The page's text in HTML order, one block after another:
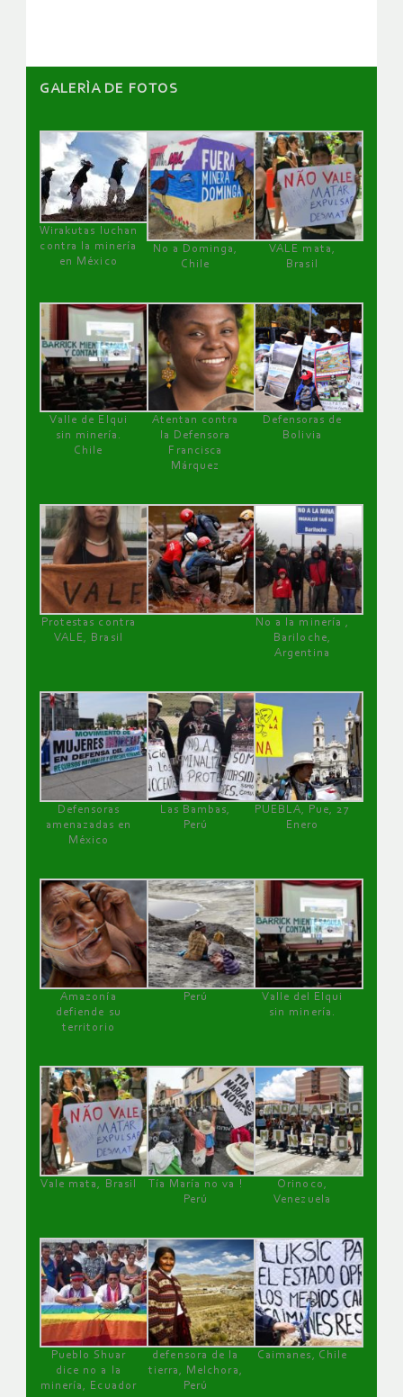
GALERÌA DE FOTOS
Wirakutas luchan
contra la minería
en México
No a Dominga,
Chile
VALE mata,
Brasil
Valle de Elqui
sin minería.
Chile
Atentan contra
la Defensora
Francisca
Márquez
Defensoras de
Bolivia
Protestas contra
VALE, Brasil
No a la minería ,
Bariloche,
Argentina
Defensoras
amenazadas en
México
Las Bambas,
Perú
PUEBLA, Pue, 27
Enero
Amazonía
defiende su
territorio
Perú
Valle del Elqui
sin minería.
Vale mata, Brasil
Tía María no va !
Perú
Orinoco,
Venezuela
Pueblo Shuar
dice no a la
minería, Ecuador
defensora de la
tierra, Melchora,
Perú
Caimanes, Chile